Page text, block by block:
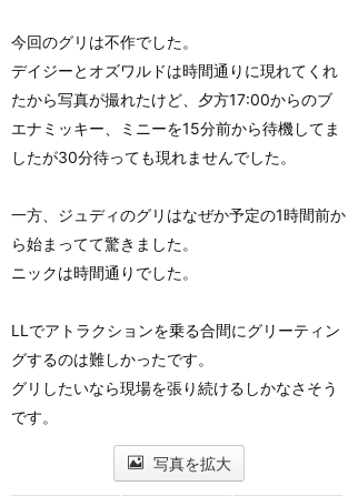
今回のグリは不作でした。
デイジーとオズワルドは時間通りに現れてくれ
たから写真が撮れたけど、夕方17:00からのブ
エナミッキー、ミニーを15分前から待機してま
したが30分待っても現れませんでした。
一方、ジュディのグリはなぜか予定の1時間前か
ら始まってて驚きました。
ニックは時間通りでした。
LLでアトラクションを乗る合間にグリーティン
グするのは難しかったです。
グリしたいなら現場を張り続けるしかなさそう
です。
写真を拡大